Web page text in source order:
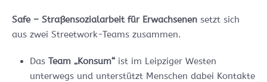
Safe – Straßensozialarbeit für Erwachsenen setzt sich
aus zwei Streetwork-Teams zusammen.
Das Team „Konsum“ist im Leipziger Westen
unterwegs und unterstützt Menschen dabei Kontakte